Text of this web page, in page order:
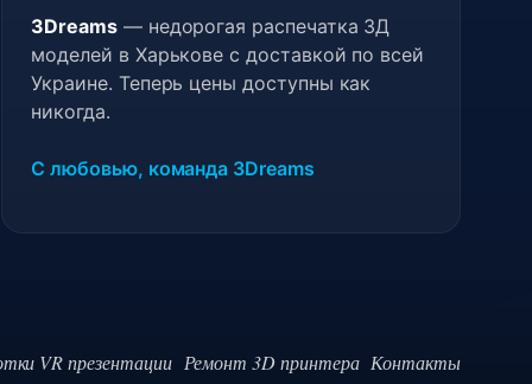
3Dreams— недорогая распечатка 3Д
моделей в Харькове с доставкой по всей
Украине. Теперь цены доступны как
никогда.
С любовью, команда 3Dreams
VR презентации Ремонт 3D принтера Контакты